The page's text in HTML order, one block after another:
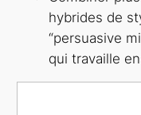
hybrides de
“persuasive
qui travaille